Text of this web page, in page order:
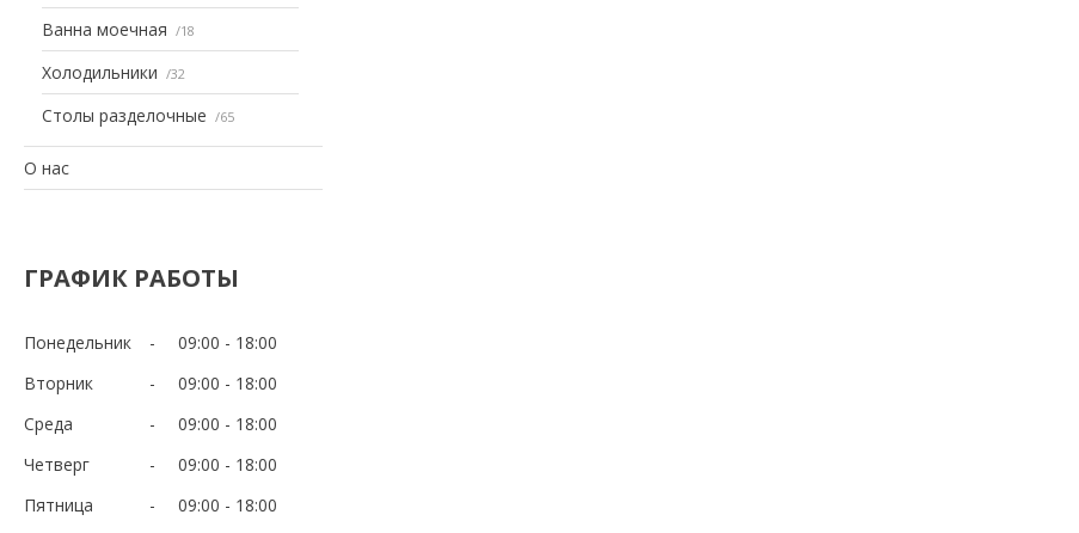
Ванна моечная 18
Холодильники 32
Столы разделочные 65
О нас
ГРАФИК РАБОТЫ
Понедельник 09:00
18:00
Вторник
09:00
18:00
Среда
09:00
18:00
Четверг
09:00
18:00
Пятница
09:00 18:00